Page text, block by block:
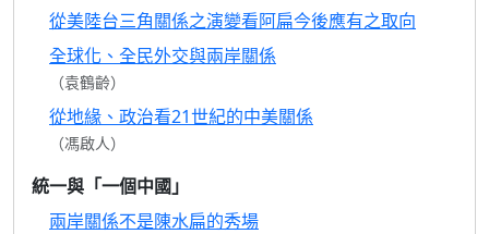
從美陸台三角關係之演變看阿扁今後應有之取向
全球化、全民外交與兩岸關係
（袁鶴齡）
從地緣、政治看21世紀的中美關係
（馮啟人）
統一與「一個中國」
兩岸關係不是陳水扁的秀場